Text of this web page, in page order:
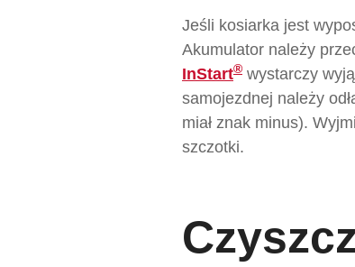
Jeśli kosiarka jest
Akumulator należy
InStart® wystarczy
samojezdnej należy
miał znak minus).
szczotki.